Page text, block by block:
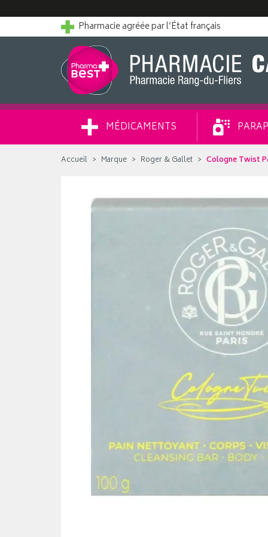
Pharmacie agréée par l’État français
MÉDICAMENTS
Accueil Marque Roger & Gallet Cologne Twist